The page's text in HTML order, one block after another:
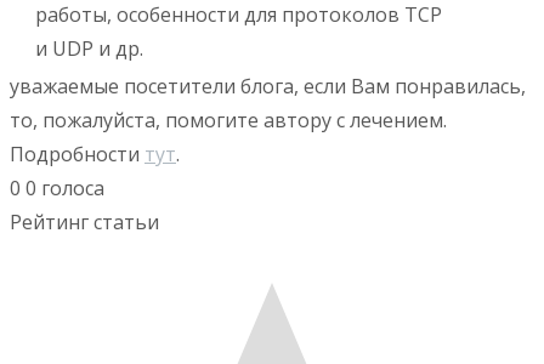
работы, особенности для протоколов TCP
и UDP и др.
уважаемые посетители блога, если Вам понравилась,
то, пожалуйста, помогите автору с лечением.
Подробности тут.
0 0 голоса
Рейтинг статьи